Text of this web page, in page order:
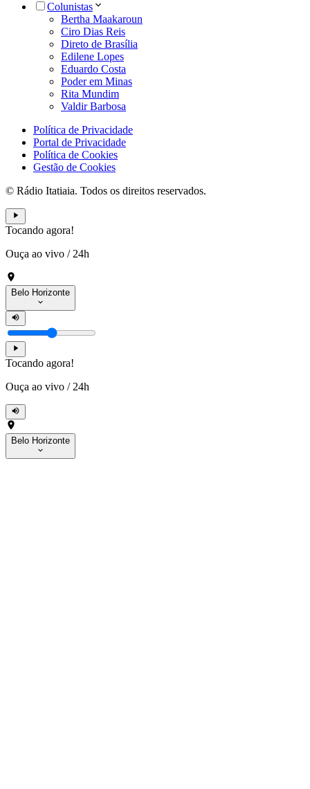
Colunistas
Bertha Maakaroun
Ciro Dias Reis
Direto de Brasília
Edilene Lopes
Eduardo Costa
Poder em Minas
Rita Mundim
Valdir Barbosa
Política de Privacidade
Portal de Privacidade
Política de Cookies
Gestão de Cookies
© Rádio Itatiaia. Todos os direitos reservados.
Tocando agora!
Ouça ao vivo / 24h
Belo Horizonte
Tocando agora!
Ouça ao vivo / 24h
Belo Horizonte